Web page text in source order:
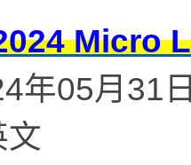
Micro
年05月31
文